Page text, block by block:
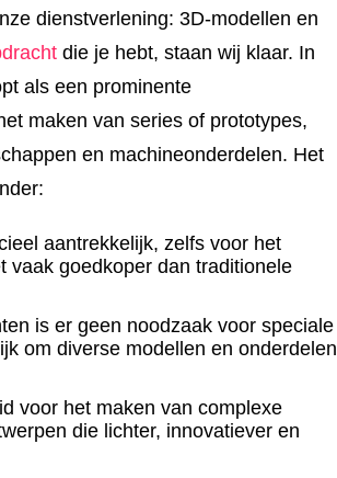
dienstverlening: 3D-modellen en
die je hebt, staan wij klaar. In
als een prominente
maken van series of prototypes,
en machineonderdelen. Het
aantrekkelijk, zelfs voor het
vaak goedkoper dan traditionele
is er geen noodzaak voor speciale
om diverse modellen en onderdelen
voor het maken van complexe
die lichter, innovatiever en